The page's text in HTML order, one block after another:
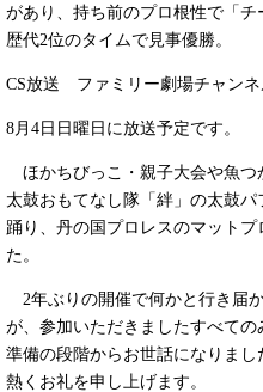
があり、持ち前のプロ根性で「チ
歴代2位のタイムで見事優勝。
CS放送 ファミリー劇場チャンネ
8月4日日曜日に放送予定です。
ほかちびっこ・親子大会や魚つ
太鼓おもてなし隊「絆」の太鼓
踊り、丹の国プロレスのマット
た。
2年ぶりの開催で何かと行き届
が、参加いただきましたすべての
準備の段階からお世話になりま
熱くお礼を申し上げます。